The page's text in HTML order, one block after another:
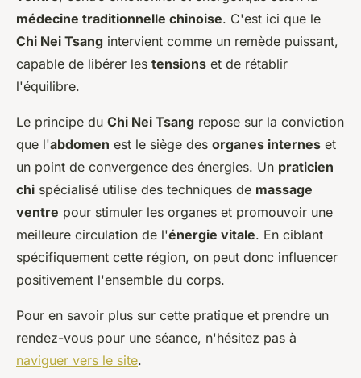
médecine traditionnelle chinoise. C'est ici que le
Chi Nei Tsang intervient comme un remède puissant,
capable de libérer les tensions et de rétablir
l'équilibre.
Le principe du Chi Nei Tsang repose sur la conviction
que l'abdomen est le siège des organes internes et
un point de convergence des énergies. Un praticien
chi spécialisé utilise des techniques de massage
ventre pour stimuler les organes et promouvoir une
meilleure circulation de l'énergie vitale. En ciblant
spécifiquement cette région, on peut donc influencer
positivement l'ensemble du corps.
Pour en savoir plus sur cette pratique et prendre un
rendez-vous pour une séance, n'hésitez pas à
naviguer vers le site.